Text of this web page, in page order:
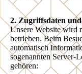
2. Zugriffsdaten
Unsere Website wird
betrieben. Beim
automatisch
sogenannten Server-
gehören: